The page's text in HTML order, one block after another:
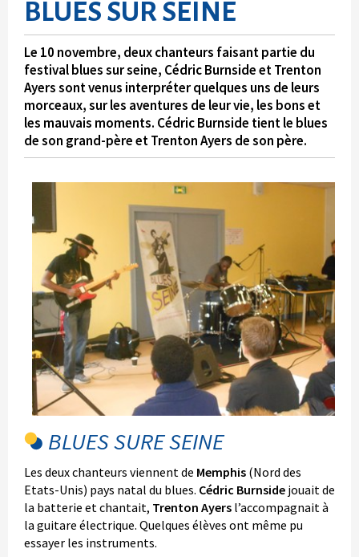
BLUES SUR SEINE
Le 10 novembre, deux chanteurs faisant partie du
festival blues sur seine, Cédric Burnside et Trenton
Ayers sont venus interpréter quelques uns de leurs
morceaux, sur les aventures de leur vie, les bons et
les mauvais moments. Cédric Burnside tient le blues
de son grand-père et Trenton Ayers de son père.
BLUES SURE SEINE
Les deux chanteurs viennent de Memphis (Nord des
Etats-Unis) pays natal du blues. Cédric Burnside jouait de
la batterie et chantait, Trenton Ayers l’accompagnait à
la guitare électrique. Quelques élèves ont même pu
essayer les instruments.